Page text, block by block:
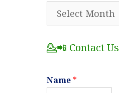
💁📲 Contact Us
Name *